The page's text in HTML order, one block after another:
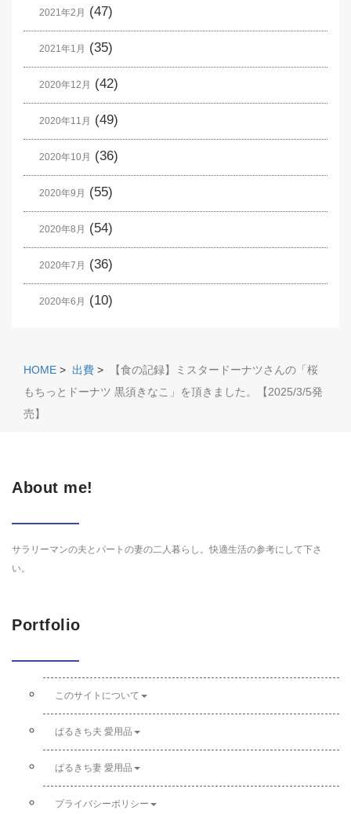
2021年2月 (47)
2021年1月 (35)
2020年12月 (42)
2020年11月 (49)
2020年10月 (36)
2020年9月 (55)
2020年8月 (54)
2020年7月 (36)
2020年6月 (10)
HOME > 出費 >
【食の記録】ミスタードーナツさんの「桜
もちっとドーナツ 黒須きなこ」を頂きました。【2025/3/5発
売】
About me!
サラリーマンの夫とパートの妻の二人暮らし。快適生活の参考にして下さ
い。
Portfolio
このサイトについて
ぱるきち夫 愛用品
ぱるきち妻 愛用品
プライバシーポリシー